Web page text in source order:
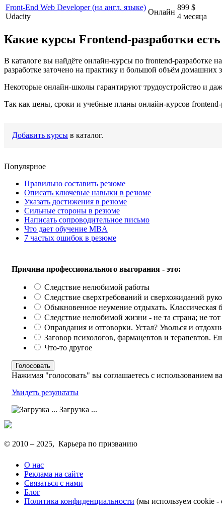
Front-End Web Developer (на англ. языке)
Udacity
Онлайн
899 $
4 месяца
Какие курсы Frontend-разработки есть
В каталоге вы найдёте онлайн-курсы по frontend-разработке
разработке заточено на практику и большой объём домашних
Некоторые онлайн-школы гарантируют трудоустройство и
Так как цены, сроки и учебные планы онлайн-курсов
Добавить курсы в каталог.
Популярное
Правильно составить резюме
Описать ключевые навыки в резюме
Указать достижения в резюме
Сильные стороны в резюме
Написать сопроводительное письмо
Что дает обучение MBA
7 частых ошибок в резюме
Причина профессионального выгорания - это:
Следствие нелюбимой работы
Следствие сверхтребований и сверхожиданий
Обыкновенное неумение отдыхать. Классическая
Следствие нелюбимой жизни - не та страна; не
Оправдания и отговорки. Устал? Уволься и
Заговор психологов, фармацевтов и терапевтов.
Что-то другое
Нажимая "голосовать" вы соглашаетесь с использованием
Увидеть результаты
Загрузка ...
© 2010 – 2025, Карьера по призванию
О нас
Реклама на сайте
Связаться с нами
Блог
Политика конфиденциальности (мы используем cookie -